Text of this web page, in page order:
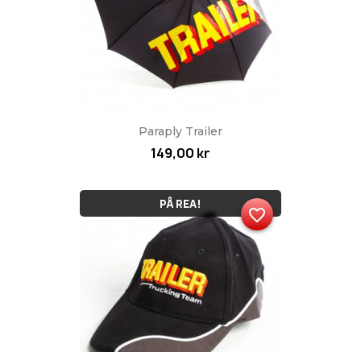
Paraply Trailer
149,00 kr
PÅ REA!
favorite_border